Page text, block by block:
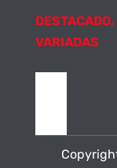
DESTACADO,
VARIADAS